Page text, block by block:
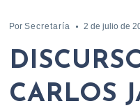
PorSecretaría 2 de julio de
CARLOS